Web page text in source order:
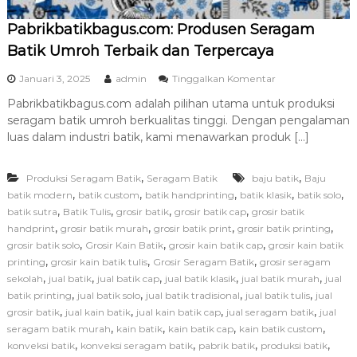
a
t
l
B
e
u
a
i
t
a
Pabrikbatikbagus.com: Produsen Seragam
Batik Umroh Terbaik dan Terpercaya
Januari 3, 2025 admin Tinggalkan Komentarp
d
a
P
r
i
a
t
i
k
b
u
s
Pabrikbatikbagus.com adalah pilihan utama untuk produksi
seragam batik umroh berkualitas tinggi. Dengan pengalaman
luas dalam industri batik, kami menawarkan produk […]
Produksi Seragam Batik, Seragam Batik baju batik, Baju
batik modern, batik custom, batik handprinting, batik klasik, batik solo,
batik sutra, Batik Tulis, grosir batik, grosir batik cap, grosir batik
handprint, grosir batik murah, grosir batik print, grosir batik printing,
grosir batik solo, Grosir Kain Batik, grosir kain batik cap, grosir kain batik
printing, grosir kain batik tulis, Grosir Seragam Batik, grosir seragam
sekolah, jual batik, jual batik cap, jual batik klasik, jual batik murah, jual
batik printing, jual batik solo, jual batik tradisional, jual batik tulis, jual
grosir batik, jual kain batik, jual kain batik cap, jual seragam batik, jual
seragam batik murah, kain batik, kain batik cap, kain batik custom,
konveksi batik, konveksi seragam batik, pabrik batik, produksi batik,